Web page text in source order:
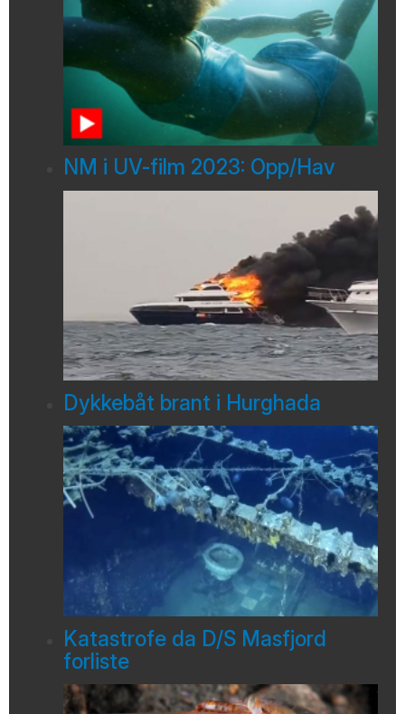
NM i UV-film 2023: Opp/Hav
Dykkebåt brant i Hurghada
Katastrofe da D/S Masfjord
forliste